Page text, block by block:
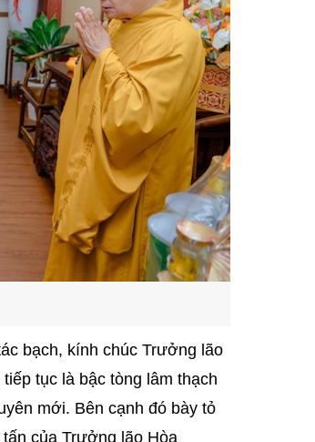
bạch, kính chúc Trưởng lão
tục là bậc tòng lâm thạch
mới. Bên cạnh đó bày tỏ
của Trưởng lão Hòa